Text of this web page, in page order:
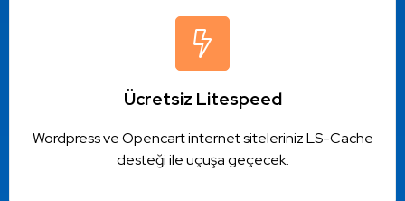
Ücretsiz Litespeed
Wordpress ve Opencart internet siteleriniz LS-Cache
desteği ile uçuşa geçecek.